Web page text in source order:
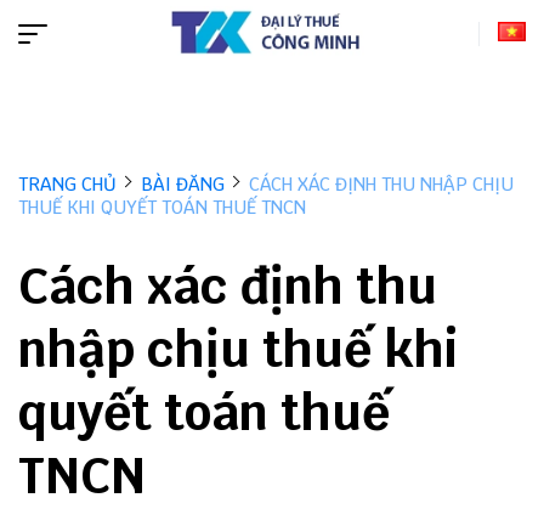
TRANG CHỦ BÀI ĐĂNG
CÁCH XÁC ĐỊNH THU NHẬP CHỊU
THUẾ KHI QUYẾT TOÁN THUẾ TNCN
Cách xác định thu
nhập chịu thuế khi
quyết toán thuế
TNCN